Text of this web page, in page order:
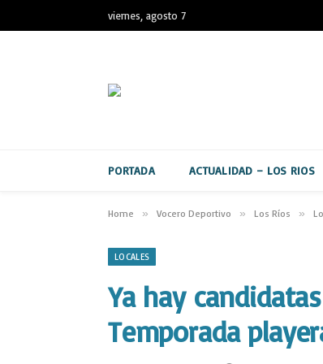
viernes, agosto 7
PORTADA ACTUALIDAD – LOS RIOS
Home » Vocero Deportivo » Los Ríos »
LOCALES
Ya hay
Temporada